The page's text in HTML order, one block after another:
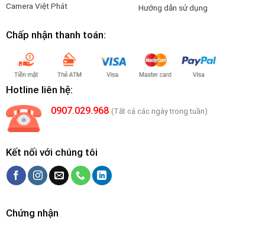
Camera Việt Phát
Hướng dẫn sử dụng
Chấp nhận thanh toán:
Hotline liên hệ:
0907.029.968 (Tất cả các ngày trong tuần)
Kết nối với chúng tôi
Chứng nhận